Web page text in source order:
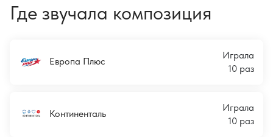
Где звучала композиция
Европа Плюс
Играла
10 раз
Континенталь
Играла
10 раз